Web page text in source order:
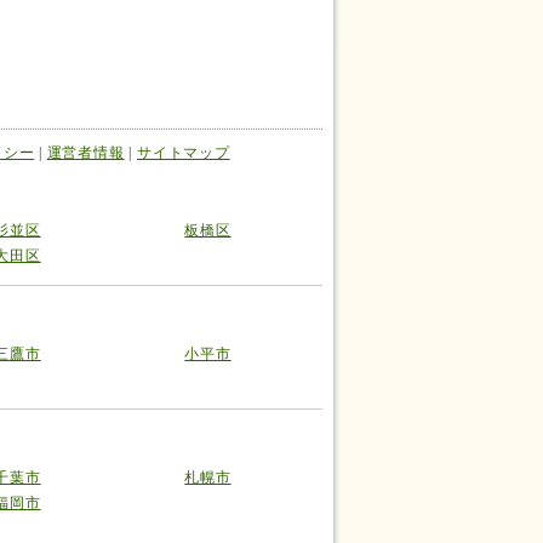
ー 運営者情報 サイトマップ
並区
板橋区
田区
鷹市 小平市
葉市
札幌市
岡市